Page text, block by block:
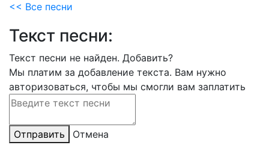
<< Все песни
Текст песни:
Текст песни не найден. Добавить?
Мы платим за добавление текста. Вам нужно
авторизоваться, чтобы мы смогли вам заплатить
Отправить Отмена